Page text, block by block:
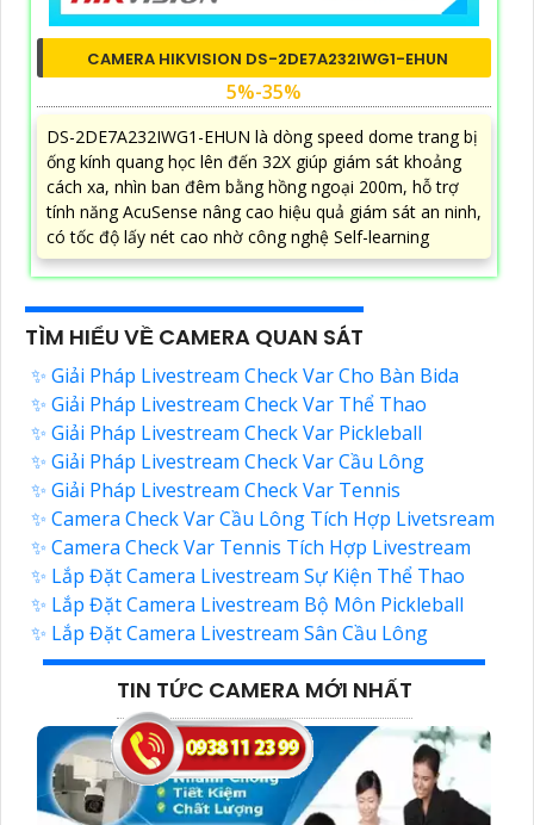
CAMERA HIKVISION DS-2DE7A232IWG1-EHUN
5%-35%
DS-2DE7A232IWG1-EHUN là dòng speed dome trang bị
ống kính quang học lên đến 32X giúp giám sát khoảng
cách xa, nhìn ban đêm bằng hồng ngoại 200m, hỗ trợ
tính năng AcuSense nâng cao hiệu quả giám sát an ninh,
có tốc độ lấy nét cao nhờ công nghệ Self-learning
TÌM HIỂU VỀ CAMERA QUAN SÁT
✨ Giải Pháp Livestream Check Var Cho Bàn Bida
✨ Giải Pháp Livestream Check Var Thể Thao
✨ Giải Pháp Livestream Check Var Pickleball
✨ Giải Pháp Livestream Check Var Cầu Lông
✨ Giải Pháp Livestream Check Var Tennis
✨ Camera Check Var Cầu Lông Tích Hợp Livetsream
✨ Camera Check Var Tennis Tích Hợp Livestream
✨ Lắp Đặt Camera Livestream Sự Kiện Thể Thao
✨ Lắp Đặt Camera Livestream Bộ Môn Pickleball
✨ Lắp Đặt Camera Livestream Sân Cầu Lông
TIN TỨC CAMERA MỚI NHẤT